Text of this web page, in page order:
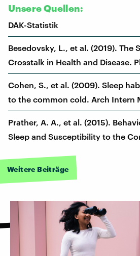
Unsere Quellen:
DAK-Statistik
Besedovsky, L., et al. (2019). The
Crosstalk in Health and Disease.
Cohen, S., et al. (2009). Sleep
to the common cold. Arch Intern
Prather, A. A., et al. (2015).
Sleep and Susceptibility to the
Weitere Beiträge